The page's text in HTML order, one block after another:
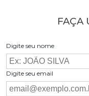
FAÇA
Digite seu nome
Digite seu email